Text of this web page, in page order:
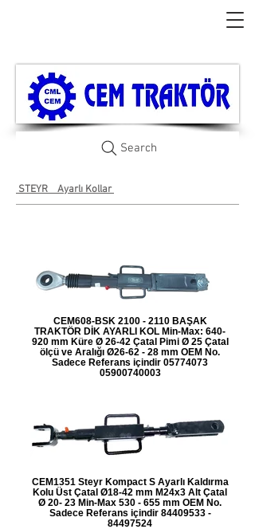
Search
STEYR Ayarlı Kollar
CEM608-BSK 2100 - 2110 BAŞAK
TRAKTÖR DİK AYARLI KOL Min-Max: 640-
920 mm Küre Ø 26-42 Çatal Pimi Ø 25 Çatal
ölçü ve Aralığı Ø26-62 - 28 mm OEM No.
Sadece Referans içindir 05774073
05900740003
CEM1351 Steyr Kompact S Ayarlı Kaldırma
Kolu Üst Çatal Ø18-42 mm M24x3 Alt Çatal
Ø 20- 23 Min-Max 530 - 655 mm OEM No.
Sadece Referans içindir 84409533 -
84497524